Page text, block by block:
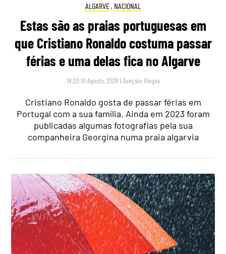
ALGARVE, NACIONAL
Estas são as praias portuguesas em
que Cristiano Ronaldo costuma passar
férias e uma delas fica no Algarve
18:20 10 Agosto, 2026 | Gonçalo Viegas
Cristiano Ronaldo gosta de passar férias em
Portugal com a sua família. Ainda em 2023 foram
publicadas algumas fotografias pela sua
companheira Georgina numa praia algarvia